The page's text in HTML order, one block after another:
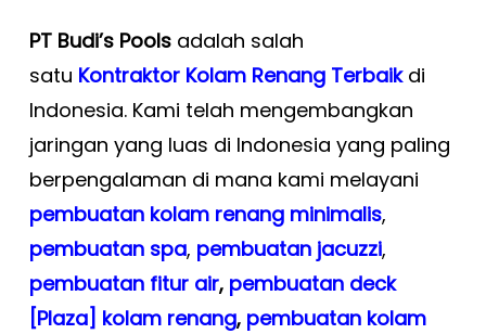
PT Budi’s Poolsadalah salah
satu Kontraktor Kolam Renang Terbaik di
Indonesia. Kami telah mengembangkan
jaringan yang luas di Indonesia yang paling
berpengalaman di mana kami melayani
pembuatan kolam renang minimalis,
pembuatan spa, pembuatan jacuzzi,
pembuatan fitur air, pembuatan deck
[Plaza] kolam renang, pembuatan kolam